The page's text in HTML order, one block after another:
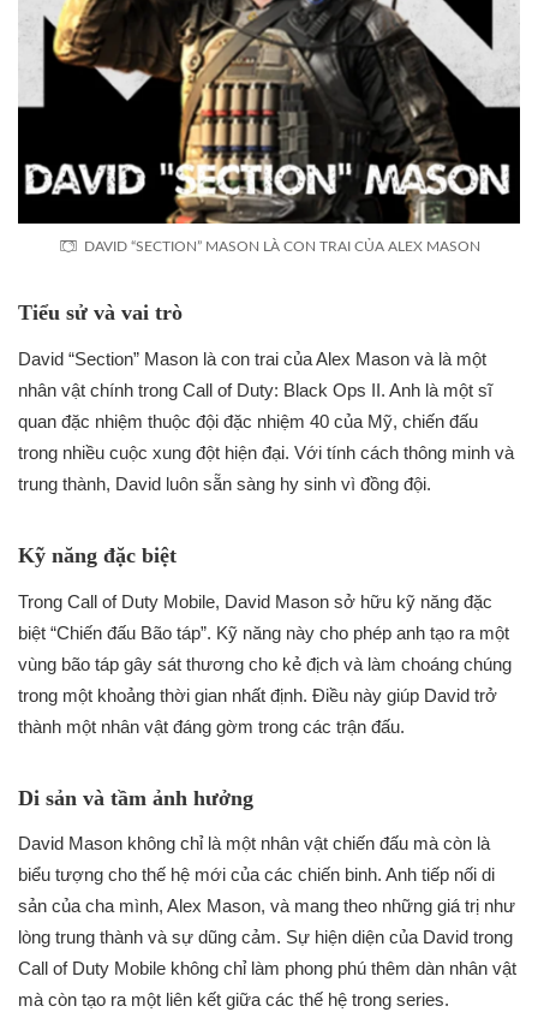
DAVID “SECTION” MASON LÀ CON TRAI CỦA ALEX MASON
Tiểu sử và vai trò
David “Section” Mason là con trai của Alex Mason và là một
nhân vật chính trong Call of Duty: Black Ops II. Anh là một sĩ
quan đặc nhiệm thuộc đội đặc nhiệm 40 của Mỹ, chiến đấu
trong nhiều cuộc xung đột hiện đại. Với tính cách thông minh và
trung thành, David luôn sẵn sàng hy sinh vì đồng đội.
Kỹ năng đặc biệt
Trong Call of Duty Mobile, David Mason sở hữu kỹ năng đặc
biệt “Chiến đấu Bão táp”. Kỹ năng này cho phép anh tạo ra một
vùng bão táp gây sát thương cho kẻ địch và làm choáng chúng
trong một khoảng thời gian nhất định. Điều này giúp David trở
thành một nhân vật đáng gờm trong các trận đấu.
Di sản và tầm ảnh hưởng
David Mason không chỉ là một nhân vật chiến đấu mà còn là
biểu tượng cho thế hệ mới của các chiến binh. Anh tiếp nối di
sản của cha mình, Alex Mason, và mang theo những giá trị như
lòng trung thành và sự dũng cảm. Sự hiện diện của David trong
Call of Duty Mobile không chỉ làm phong phú thêm dàn nhân vật
mà còn tạo ra một liên kết giữa các thế hệ trong series.